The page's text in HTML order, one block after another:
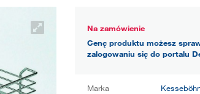
Na zamówienie
Cenę produktu możesz
zalogowaniu się do portalu
Marka